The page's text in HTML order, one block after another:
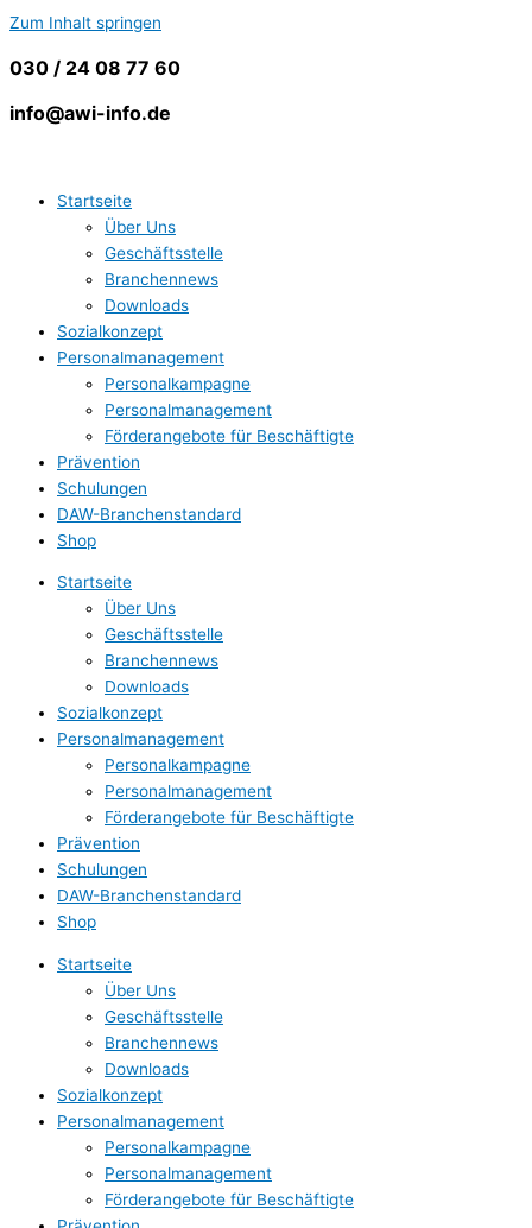
Zum Inhalt springen
030 / 24 08 77 60
info@awi-info.de
Startseite
Über Uns
Geschäftsstelle
Branchennews
Downloads
Sozialkonzept
Personalmanagement
Personalkampagne
Personalmanagement
Förderangebote für Beschäftigte
Prävention
Schulungen
DAW-Branchenstandard
Shop
Startseite
Über Uns
Geschäftsstelle
Branchennews
Downloads
Sozialkonzept
Personalmanagement
Personalkampagne
Personalmanagement
Förderangebote für Beschäftigte
Prävention
Schulungen
DAW-Branchenstandard
Shop
Startseite
Über Uns
Geschäftsstelle
Branchennews
Downloads
Sozialkonzept
Personalmanagement
Personalkampagne
Personalmanagement
Förderangebote für Beschäftigte